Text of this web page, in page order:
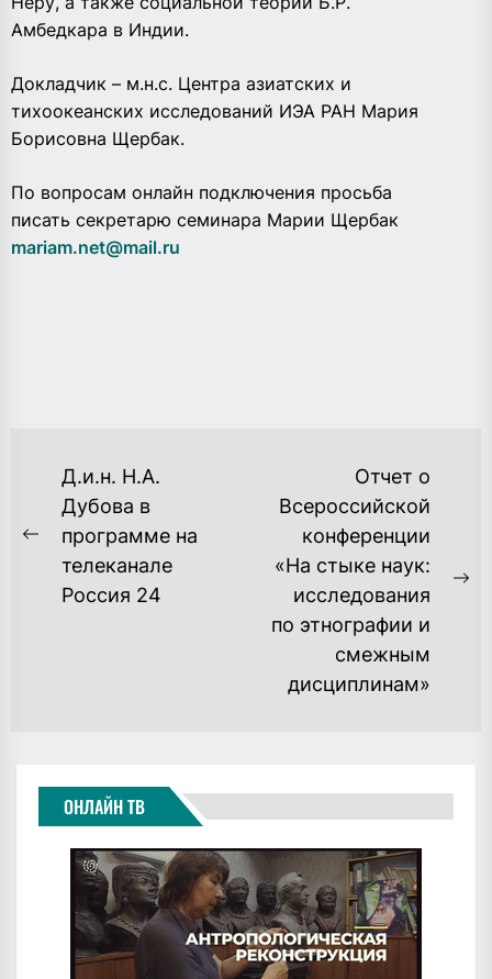
Амбедкара в Индии.
Докладчик – м.н.с. Центра азиатских и
тихоокеанских исследований ИЭА РАН Мария
Борисовна Щербак.
По вопросам онлайн подключения просьба
писать секретарю семинара Марии Щербак
mariam.net@mail.ru
НАВИГАЦИЯ
ЗАПИСЯМ
Previous
post:
Д.и.н. Н.А.
Дубова в
программе на
телеканале
Россия 24
Отчет о
Всероссийской
конференции
«На стыке наук:
исследования
по этнографии и
смежным
дисциплинам»
ОНЛАЙН ТВ